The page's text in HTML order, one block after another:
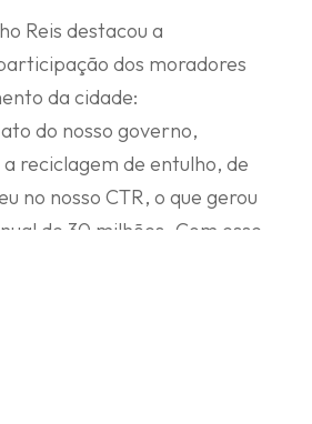
Reis destacou a
dos moradores
da cidade:
do nosso governo,
reciclagem de entulho, de
no nosso CTR, o que gerou
de 30 milhões. Com esse